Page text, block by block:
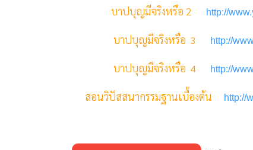
บาปบุญมีจริงหรือ 2 http://
บาปบุญมีจริงหรือ 3 http://
บาปบุญมีจริงหรือ 4 http://
สอนวิปัสสนากรรมฐานเบื้องต้น http://